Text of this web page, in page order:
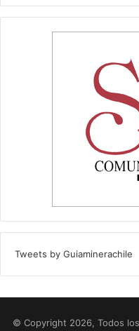
Tweets by Guiaminerachile
© Copyright 2026, Todos